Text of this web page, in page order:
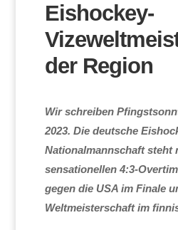
Eishockey-
der Region
Wir schreiben
2023. Die deutsche
Nationalmannschaft steht
sensationellen 4:3-
gegen die USA im Finale
Weltmeisterschaft im